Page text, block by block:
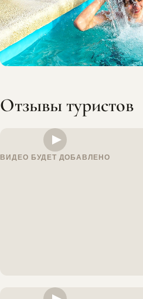
Отзывы туристов
ВИДЕО БУДЕТ ДОБАВЛЕНО